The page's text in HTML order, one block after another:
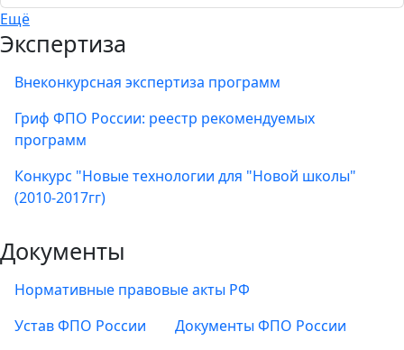
Ещё
Экспертиза
Внеконкурсная экспертиза программ
Гриф ФПО России: реестр рекомендуемых
программ
Конкурс "Новые технологии для "Новой школы"
(2010-2017гг)
Документы
Нормативные правовые акты РФ
Устав ФПО России
Документы ФПО России